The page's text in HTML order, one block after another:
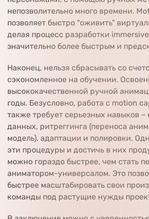
непозволительно много времени.
позволяет быстро "оживить"
делая процесс разработки
значительно более быстрым и
Наконец, нельзя сбрасывать со
сэкономленное на обучении.
высококачественной ручной
годы. Безусловно, работа с motion
также требует серьезных навыков –
данных, ритреггинга (переноса
модель), адаптации и полировки.
эти процедуры и достичь в них
можно гораздо быстрее, чем стать
аниматором-универсалом. Это
быстрее масштабировать свои
команды под растущие нужды